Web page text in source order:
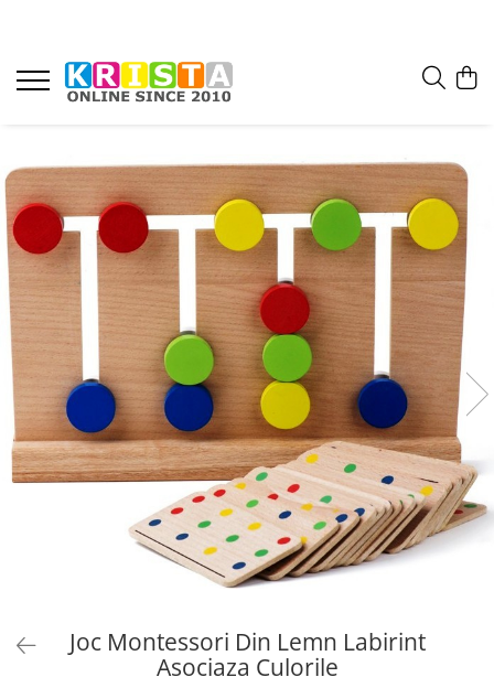
Joc Montessori Din Lemn Labirint
Asociaza Culorile